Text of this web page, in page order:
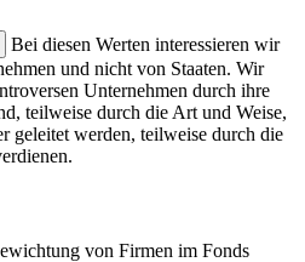
Bei diesen Werten interessieren wir
und nicht von Staaten. Wir
Unternehmen durch ihre
teilweise durch die Art und Weise,
geleitet werden, teilweise durch die
von Firmen im Fonds